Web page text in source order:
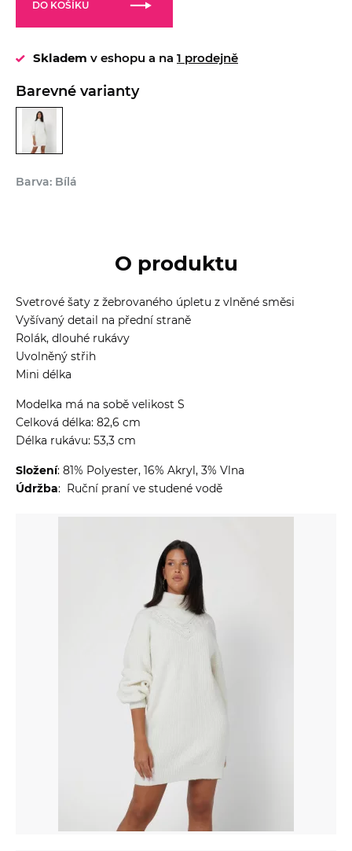
DO KOŠÍKU
Skladem v eshopu a na 1 prodejně
Barevné varianty
Barva: Bílá
O produktu
Svetrové šaty z žebrovaného úpletu z vlněné směsi
Vyšívaný detail na přední straně
Rolák, dlouhé rukávy
Uvolněný střih
Mini délka
Modelka má na sobě velikost S
Celková délka: 82,6 cm
Délka rukávu: 53,3 cm
Složení: 81% Polyester, 16% Akryl, 3% Vlna
Údržba: Ruční praní ve studené vodě